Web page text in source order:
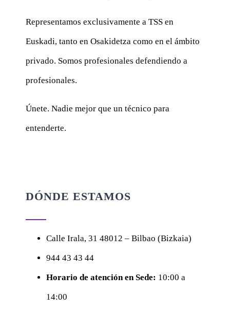
Representamos exclusivamente a TSS en
Euskadi, tanto en Osakidetza como en el ámbito
privado. Somos profesionales defendiendo a
profesionales.
Únete. Nadie mejor que un técnico para
entenderte.
DÓNDE ESTAMOS
Calle Irala, 31 48012 – Bilbao (Bizkaia)
944 43 43 44
Horario de atención en Sede: 10:00 a
14:00